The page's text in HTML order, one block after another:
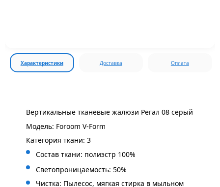
Характеристики Доставка Оплата
Вертикальные тканевые жалюзи Регал 08 серый
Модель: Foroom V-Form
Категория ткани: 3
Состав ткани: полиэстр 100%
Светопроницаемость: 50%
Чистка: Пылесос, мягкая стирка в мыльном